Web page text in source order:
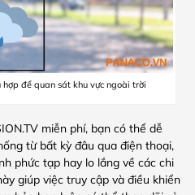
để quan sát khu vực ngoài trời
miễn phí, bạn có thể dễ
từ bất kỳ đâu qua điện thoại,
phức tạp hay lo lắng về các chi
giúp việc truy cập và điều khiển